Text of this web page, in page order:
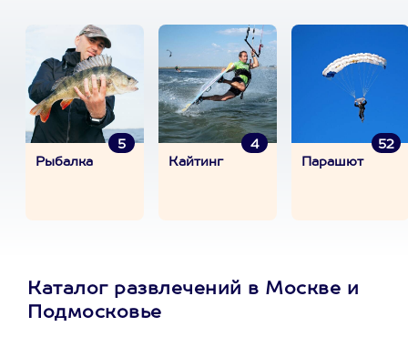
5
Рыбалка
4
Кайтинг
52
Парашют
Каталог развлечений в Москве и
Подмосковье